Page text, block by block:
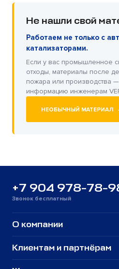
Не нашли свой
Работаем не только с
катализаторами.
Если у вас промышленное
отходы, материалы после
пожара или производства —
информацию инженерам
НЕОБЫЧНЫЙ МАТЕРИАЛ
+7 904 978-78-
Звонок бесплатный
О компании
Клиентам и партнёрам